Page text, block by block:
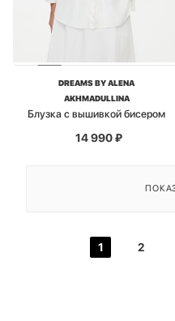
DREAMS BY ALENA
AKHMADULLINA
Блузка с вышивкой бисером
14 990₽
1 2